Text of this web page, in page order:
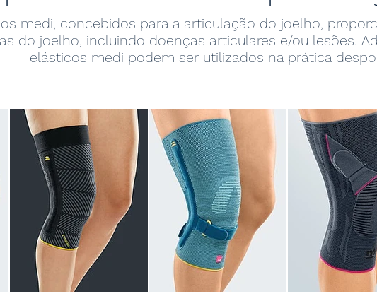
medi, concebidos para a articulação do joelho,
do joelho, incluindo doenças articulares e/ou lesões.
elásticos medi podem ser utilizados na prática